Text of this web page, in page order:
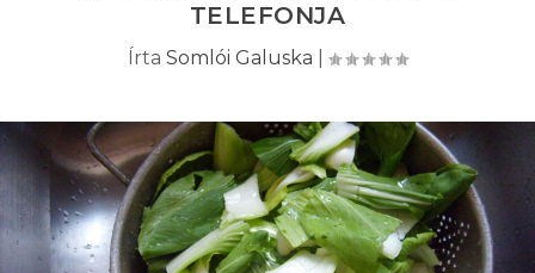
TELEFONJA
Írta Somlói Galuska